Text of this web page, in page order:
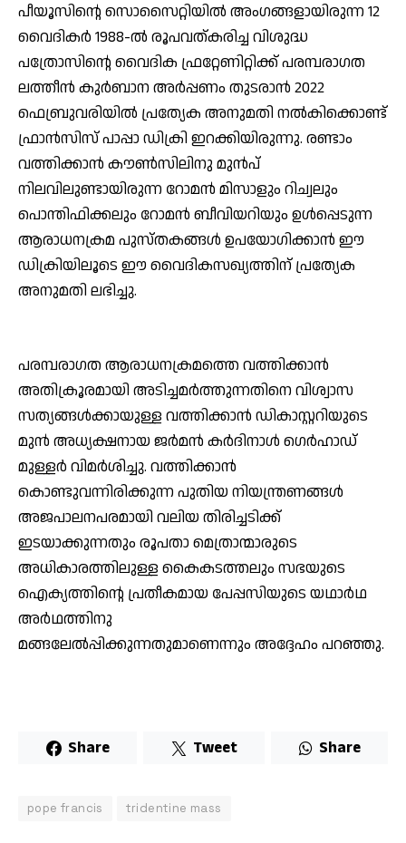
പീയൂസിന്റെ സൊസൈറ്റിയില്‍ അംഗങ്ങളായിരുന്ന 12
വൈദികര്‍ 1988-ല്‍ രൂപവത്കരിച്ച വിശുദ്ധ
പത്രോസിന്റെ വൈദിക ഫ്രറ്റേണിറ്റിക്ക് പരമ്പരാഗത
ലത്തീന്‍ കുര്‍ബാന അര്‍പ്പണം തുടരാന്‍ 2022
ഫെബ്രുവരിയില്‍ പ്രത്യേക അനുമതി നല്‍കിക്കൊണ്ട്
ഫ്രാന്‍സിസ് പാപ്പാ ഡിക്രി ഇറക്കിയിരുന്നു. രണ്ടാം
വത്തിക്കാന്‍ കൗണ്‍സിലിനു മുന്‍പ്
നിലവിലുണ്ടായിരുന്ന റോമന്‍ മിസാളും റിച്വലും
പൊന്തിഫിക്കലും റോമന്‍ ബീവിയറിയും ഉള്‍പ്പെടുന്ന
ആരാധനക്രമ പുസ്തകങ്ങള്‍ ഉപയോഗിക്കാന്‍ ഈ
ഡിക്രിയിലൂടെ ഈ വൈദികസഖ്യത്തിന് പ്രത്യേക
അനുമതി ലഭിച്ചു.
പരമ്പരാഗത ആരാധനക്രമത്തെ വത്തിക്കാന്‍
അതിക്രൂരമായി അടിച്ചമര്‍ത്തുന്നതിനെ വിശ്വാസ
സത്യങ്ങള്‍ക്കായുള്ള വത്തിക്കാന്‍ ഡികാസ്റ്ററിയുടെ
മുന്‍ അധ്യക്ഷനായ ജര്‍മന്‍ കര്‍ദിനാള്‍ ഗെര്‍ഹാഡ്
മുള്ളര്‍ വിമര്‍ശിച്ചു. വത്തിക്കാന്‍
കൊണ്ടുവന്നിരിക്കുന്ന പുതിയ നിയന്ത്രണങ്ങള്‍
അജപാലനപരമായി വലിയ തിരിച്ചടിക്ക്
ഇടയാക്കുന്നതും രൂപതാ മെത്രാന്മാരുടെ
അധികാരത്തിലുള്ള കൈകടത്തലും സഭയുടെ
ഐക്യത്തിന്റെ പ്രതീകമായ പേപ്പസിയുടെ യഥാര്‍ഥ
അര്‍ഥത്തിനു
മങ്ങലേല്‍പ്പിക്കുന്നതുമാണെന്നും അദ്ദേഹം പറഞ്ഞു.
Share Tweet Share
pope francis tridentine mass